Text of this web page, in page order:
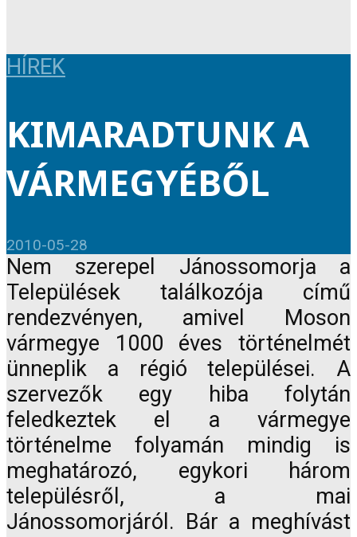
HÍREK
KIMARADTUNK A
VÁRMEGYÉBŐL
2010-05-28
Nem szerepel Jánossomorja a
Települések találkozója című
rendezvényen, amivel Moson
vármegye 1000 éves történelmét
ünneplik a régió települései. A
szervezők egy hiba folytán
feledkeztek el a vármegye
történelme folyamán mindig is
meghatározó, egykori három
településről, a mai
Jánossomorjáról. Bár a meghívást